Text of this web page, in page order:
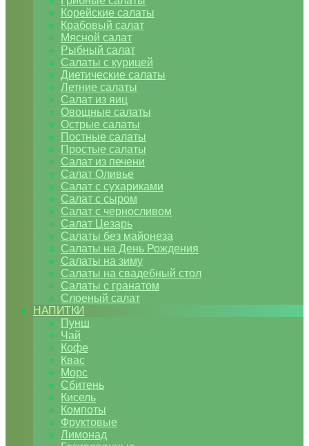
Корейские салаты
Крабовый салат
Мясной салат
Рыбный салат
Салаты с курицей
Диетические салаты
Летние салаты
Салат из яиц
Овощные салаты
Острые салаты
Постные салаты
Простые салаты
Салат из печени
Салат Оливье
Салат с сухариками
Салат с сыром
Салат с черносливом
Салат Цезарь
Салаты без майонеза
Салаты на День Рождения
Салаты на зиму
Салаты на свадебный стол
Салаты с гранатом
Слоеный салат
НАПИТКИ
Пунш
Чай
Кофе
Квас
Морс
Сбитень
Кисель
Компоты
Фруктовые
Лимонад